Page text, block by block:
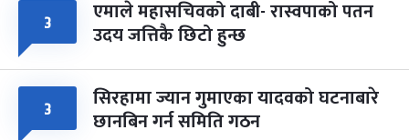
३ एमाले महासचिवको दाबी- रास्वपाको पतन
उदय जत्तिकै छिटो हुन्छ
३ सिरहामा ज्यान गुमाएका यादवको घटनाबारे
छानबिन गर्न समिति गठन